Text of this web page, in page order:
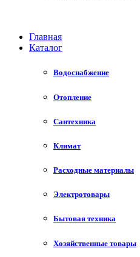
Главная
Каталог
Водоснабжение
Отопление
Сантехника
Климат
Расходные материалы
Электротовары
Бытовая техника
Хозяйственные товары